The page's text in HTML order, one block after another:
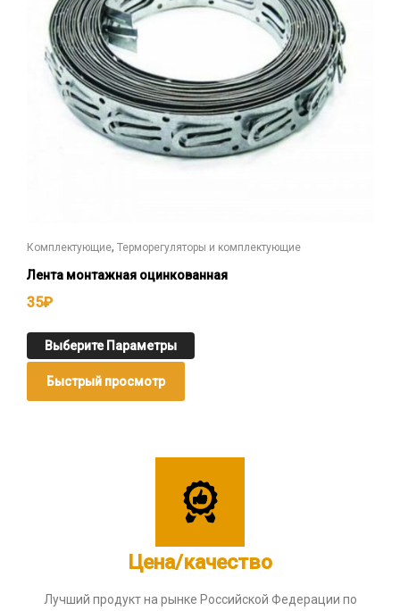
Комплектующие, Терморегуляторы и комплектующие
Лента монтажная оцинкованная
35₽
Выберите Параметры
Быстрый просмотр
Цена/качество
Лучший продукт на рынке Российской Федерации по